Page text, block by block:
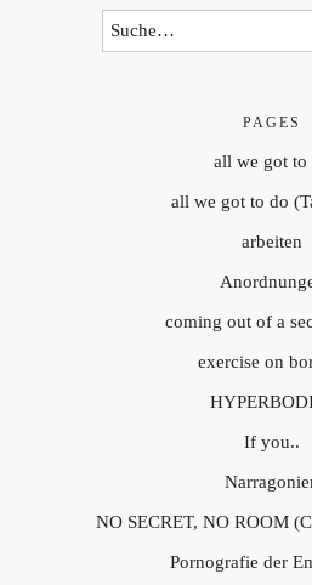
PAGES
all we got to
all we got to do
arbeiten
coming out of a
exercise on
If you..
NO SECRET, NO ROOM
Pornografie der